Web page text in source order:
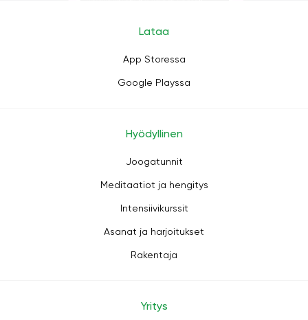
Lataa
App Storessa
Google Playssa
Hyödyllinen
Joogatunnit
Meditaatiot ja hengitys
Intensiivikurssit
Asanat ja harjoitukset
Rakentaja
Yritys